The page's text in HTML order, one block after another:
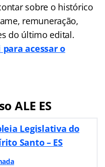
sobre o histórico
remuneração,
do último edital.
acessar o
ALE ES
Legislativa do
Santo – ES